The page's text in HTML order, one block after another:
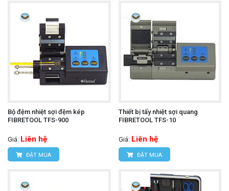
Bộ đệm nhiệt sợi đệm kép
FIBRETOOL TFS-900
Giá: Liên hệ
ĐẶT MUA
Thiết bị tẩy nhiệt sợi quang
FIBRETOOL TFS-10
Giá: Liên hệ
ĐẶT MUA